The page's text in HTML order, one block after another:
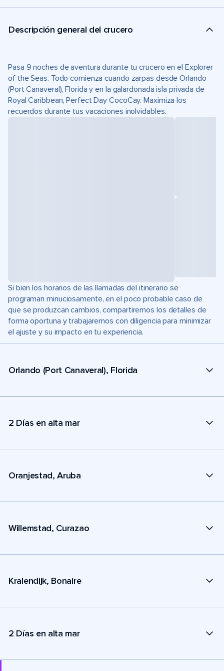
Descripción general del crucero
Pasa 9 noches de aventura durante tu crucero en el Explorer
of the Seas. Todo comienza cuando zarpas desde Orlando
(Port Canaveral), Florida y en la galardonada isla privada de
Royal Caribbean, Perfect Day CocoCay. Maximiza los
recuerdos durante tus vacaciones inolvidables.
Si bien los horarios de las llamadas del itinerario se
programan minuciosamente, en el poco probable caso de
que se produzcan cambios, compartiremos los detalles de
forma oportuna y trabajaremos con diligencia para minimizar
el ajuste y su impacto en tu experiencia.
Orlando (Port Canaveral), Florida
2 Días en alta mar
Oranjestad, Aruba
Willemstad, Curazao
Kralendijk, Bonaire
2 Días en alta mar